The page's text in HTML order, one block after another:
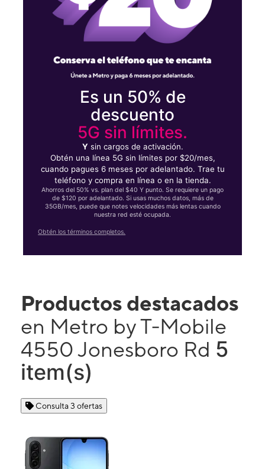
Es un 50% de
descuento
5G sin límites.
Ysin cargos de activación.
Obtén una línea 5G sin límites por $20/mes,
cuando pagues 6 meses por adelantado. Trae tu
teléfono y compra en línea o en la tienda.
Ahorros del 50% vs. plan del $40 Y punto. Se requiere un pago
de $120 por adelantado. Si usas muchos datos, más de
35GB/mes, puede que notes velocidades más lentas cuando
nuestra red esté ocupada.
Obtén los términos completos.
Productos destacados
en Metro by T-Mobile
4550 Jonesboro Rd 5
item(s)
Consulta 3 ofertas